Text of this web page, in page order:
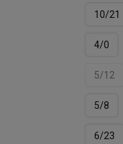
10/21
4/0
5/12
5/8
6/23